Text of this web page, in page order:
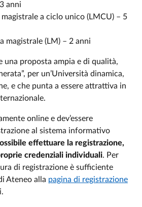
anni
a ciclo unico (LMCU) – 5
magistrale (LM) – 2 anni
una proposta ampia e di qualità,
per un’Università dinamica,
e che punta a essere attrattiva in
online e dev’essere
al sistema informativo
effettuare la registrazione,
credenziali individuali. Per
di registrazione è sufficiente
Ateneo alla pagina di registrazione